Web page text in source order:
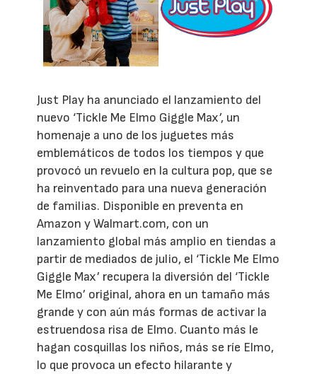
Just Play ha anunciado el lanzamiento del
nuevo ‘Tickle Me Elmo Giggle Max’, un
homenaje a uno de los juguetes más
emblemáticos de todos los tiempos y que
provocó un revuelo en la cultura pop, que se
ha reinventado para una nueva generación
de familias. Disponible en preventa en
Amazon y Walmart.com, con un
lanzamiento global más amplio en tiendas a
partir de mediados de julio, el ‘Tickle Me Elmo
Giggle Max’ recupera la diversión del ‘Tickle
Me Elmo’ original, ahora en un tamaño más
grande y con aún más formas de activar la
estruendosa risa de Elmo. Cuanto más le
hagan cosquillas los niños, más se ríe Elmo,
lo que provoca un efecto hilarante y